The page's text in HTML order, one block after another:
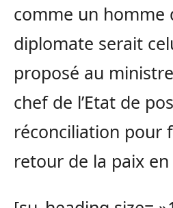
comme un homme
diplomate serait
proposé au
chef de l’Etat de
réconciliation pour
retour de la paix en